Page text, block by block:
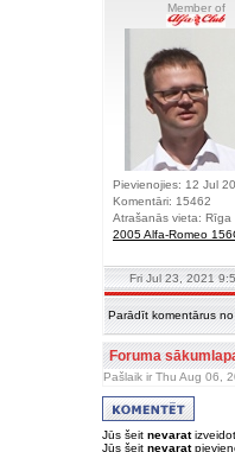
Member of
Pievienojies: 12 Jul
Komentāri: 15462
Atrašanās vieta: Rīga
2005 Alfa-Romeo
Fri Jul 23, 2021
Parādīt komentārus
Foruma
Pašlaik ir Thu Aug 06,
Jūs šeit nevarat
Jūs šeit nevarat